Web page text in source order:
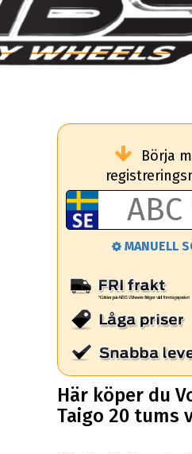
Börja
MANUELL
Här köper du
Taigo 20 tums